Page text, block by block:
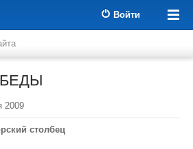
Войти
2009
столбец